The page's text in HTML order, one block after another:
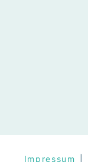
Impressum